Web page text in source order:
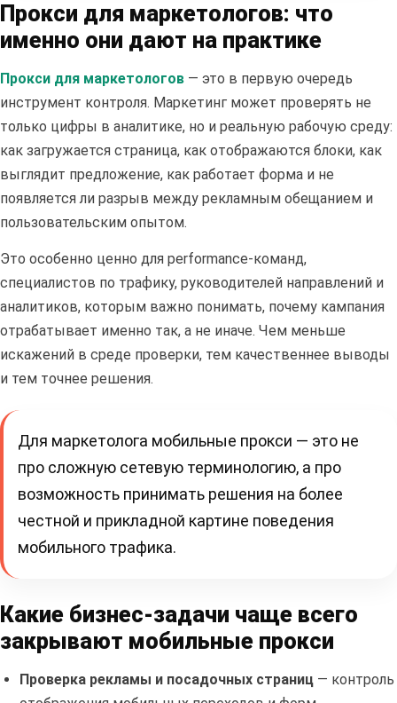
Прокси для маркетологов: что
именно они дают на практике
Прокси для маркетологов — это в первую очередь
инструмент контроля. Маркетинг может проверять не
только цифры в аналитике, но и реальную рабочую среду:
как загружается страница, как отображаются блоки, как
выглядит предложение, как работает форма и не
появляется ли разрыв между рекламным обещанием и
пользовательским опытом.
Это особенно ценно для performance-команд,
специалистов по трафику, руководителей направлений и
аналитиков, которым важно понимать, почему кампания
отрабатывает именно так, а не иначе. Чем меньше
искажений в среде проверки, тем качественнее выводы
и тем точнее решения.
Для маркетолога мобильные прокси — это не
про сложную сетевую терминологию, а про
возможность принимать решения на более
честной и прикладной картине поведения
мобильного трафика.
Какие бизнес-задачи чаще всего
закрывают мобильные прокси
Проверка рекламы и посадочных страниц — контроль